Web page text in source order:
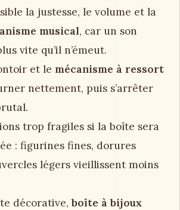
la justesse, le volume et la
musical, car un son
vite qu’il n’émeut.
et le mécanisme à ressort
nettement, puis s’arrêter
trop fragiles si la boîte sera
: figurines fines, dorures
légers vieillissent moins
décorative,boîte à bijoux